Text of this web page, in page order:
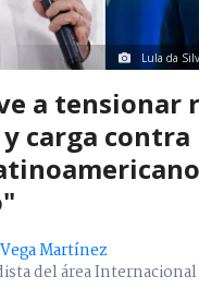
Lula da
a tensionar
y carga
Martínez
del área